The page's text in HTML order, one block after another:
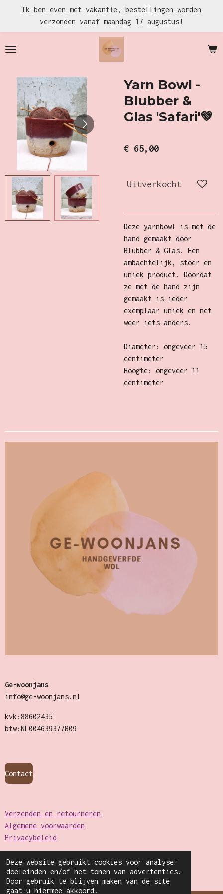
Deze website gebruikt cookies voor analyse-
doeleinden en/of het tonen van advertenties.
Door gebruik te blijven maken van de site
gaat u hiermee akkoord.
naar
de
Ik ben even met vakantie, bestellingen worden
verzonden vanaf maandag 17 augustus!
Yarn Bowl -
Blubber &
Glas 'Safari'💚
€ 65,00
Uitverkocht
Deze yarnbowl is met de
hand gemaakt door
Blubber & Glas. Een
ambachtelijk, stoer en
uniek product. Doordat
ze met de hand zijn
gemaakt is ieder
exemplaar uniek en net
weer iets anders.
Diameter: ongeveer 15
centimeter
Hoogte: ongeveer 11
centimeter
Ge-woonjans
info@ge-woonjans.nl
kvk:88602435
btw:NL004639377B09
Contact
Verzenden en retourneren
Algemene voorwaarden
Privacybeleid
© 2022 - 2026 Ge-woonjans
Powered by JouwWeb